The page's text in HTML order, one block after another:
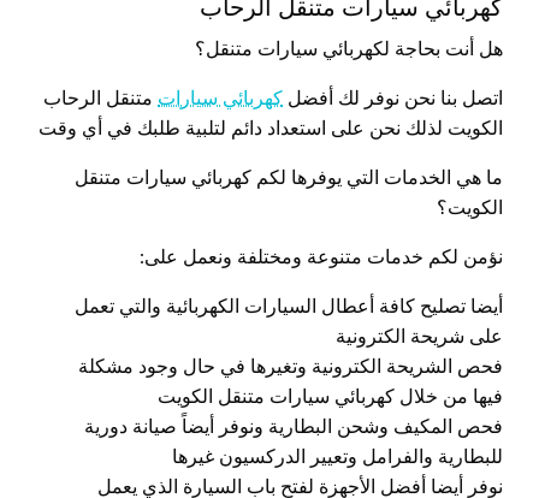
كهربائي سيارات متنقل الرحاب
هل أنت بحاجة لكهربائي سيارات متنقل؟
اتصل بنا نحن نوفر لك أفضل كهربائي سيارات متنقل الرحاب
الكويت لذلك نحن على استعداد دائم لتلبية طلبك في أي وقت
ما هي الخدمات التي يوفرها لكم كهربائي سيارات متنقل
الكويت؟
نؤمن لكم خدمات متنوعة ومختلفة ونعمل على:
أيضا تصليح كافة أعطال السيارات الكهربائية والتي تعمل
على شريحة الكترونية
فحص الشريحة الكترونية وتغيرها في حال وجود مشكلة
فيها من خلال كهربائي سيارات متنقل الكويت
فحص المكيف وشحن البطارية ونوفر أيضاً صيانة دورية
للبطارية والفرامل وتعيير الدركسيون غيرها
نوفر أيضا أفضل الأجهزة لفتح باب السيارة الذي يعمل